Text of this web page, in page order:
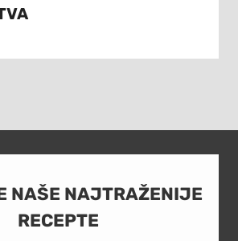
NAŠE NAJTRAŽENIJE
RECEPTE